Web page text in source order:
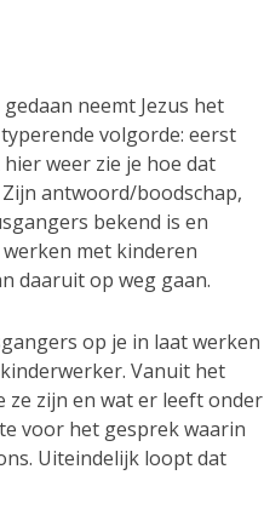
neemt Jezus het
volgorde: eerst
weer zie je hoe dat
antwoord/boodschap,
bekend is en
met kinderen
daaruit op weg gaan.
op je in laat werken
Vanuit het
zijn en wat er leeft onder
voor het gesprek waarin
Uiteindelijk loopt dat